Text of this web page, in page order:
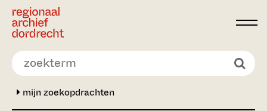
Ga direct naar de inhoud
mijn zoekopdrachten